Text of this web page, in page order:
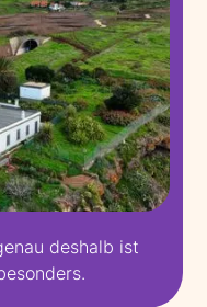
deshalb ist